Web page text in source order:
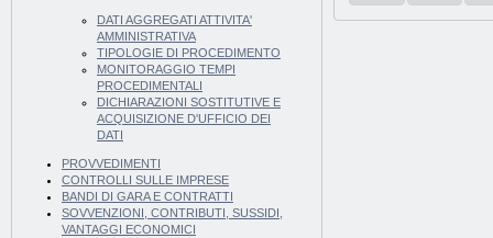
DATI AGGREGATI ATTIVITA'
AMMINISTRATIVA
TIPOLOGIE DI PROCEDIMENTO
MONITORAGGIO TEMPI
PROCEDIMENTALI
DICHIARAZIONI SOSTITUTIVE E
ACQUISIZIONE D'UFFICIO DEI
DATI
PROVVEDIMENTI
CONTROLLI SULLE IMPRESE
BANDI DI GARA E CONTRATTI
SOVVENZIONI, CONTRIBUTI, SUSSIDI,
VANTAGGI ECONOMICI